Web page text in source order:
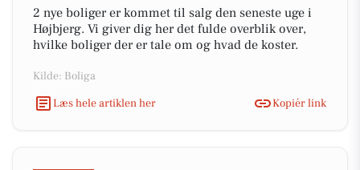
2 nye boliger er kommet til salg den seneste uge i
Højbjerg. Vi giver dig her det fulde overblik over,
hvilke boliger der er tale om og hvad de koster.
Kilde: Boliga
Læs hele artiklen her
Kopiér link